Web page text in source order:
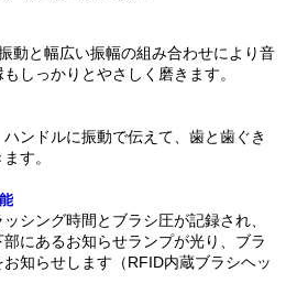
動と幅広い振幅の組み合わせにより音
しっかりとやさしく磨きます。
ンドルに振動で伝えて、歯と歯ぐき
す。
シング時間とブラシ圧が記録され、
にあるお知らせランプが光り、ブラ
知らせします（RFID内蔵ブラシヘッ